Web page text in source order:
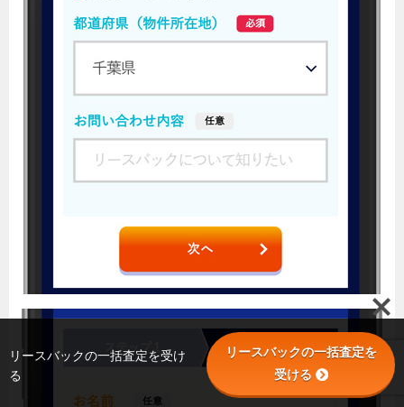
リースバックの一括査定を受け
る
リースバックの一括査定を
受ける